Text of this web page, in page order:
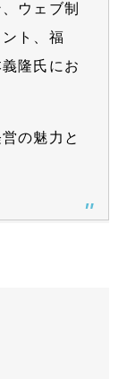
ウェブ制
ト、福
隆氏にお
の魅力と